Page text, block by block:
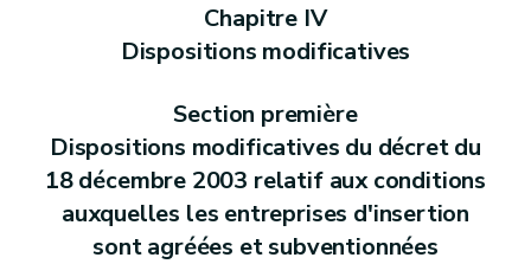
Chapitre IV
Dispositions modificatives
Section première
Dispositions modificatives du décret du
18 décembre 2003 relatif aux conditions
auxquelles les entreprises d'insertion
sont agréées et subventionnées